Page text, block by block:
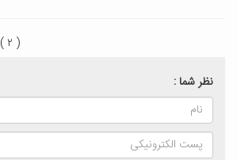
( ۲ )
نظر شما :